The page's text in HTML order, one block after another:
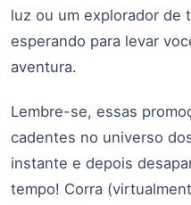
luz ou um explorador de
esperando para levar
aventura.
Lembre-se, essas
cadentes no universo
instante e depois
tempo! Corra